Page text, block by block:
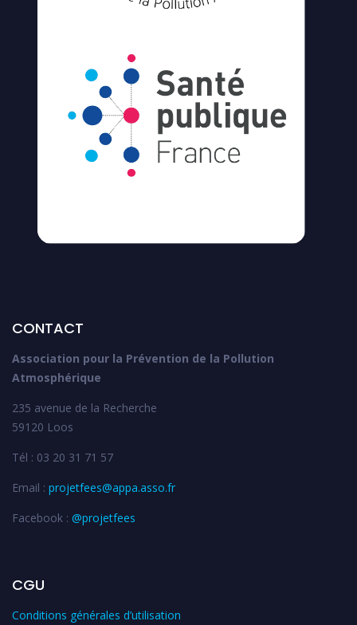
CONTACT
Association pour la Prévention de la Pollution
Atmosphérique
235 avenue de la Recherche
59120 Loos
Tél : 03 20 31 71 57
Email : projetfees@appa.asso.fr
Facebook : @projetfees
CGU
Conditions générales d’utilisation